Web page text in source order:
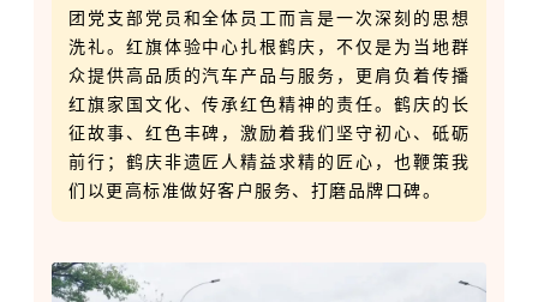
团党支部党员和全体员工而言是一次深刻的思想
洗礼。红旗体验中心扎根鹤庆，不仅是为当地群
众提供高品质的汽车产品与服务，更肩负着传播
红旗家国文化、传承红色精神的责任。鹤庆的长
征故事、红色丰碑，激励着我们坚守初心、砥砺
前行；鹤庆非遗匠人精益求精的匠心，也鞭策我
们以更高标准做好客户服务、打磨品牌口碑。